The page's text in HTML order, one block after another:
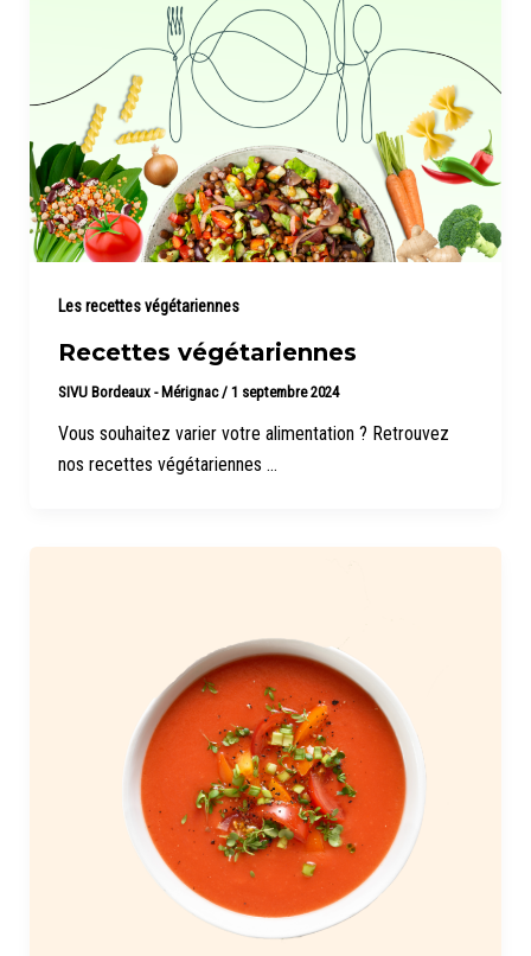
Les recettes végétariennes
Recettes végétariennes
SIVU Bordeaux - Mérignac/ 1 septembre 2024
Vous souhaitez varier votre alimentation ? Retrouvez
nos recettes végétariennes …